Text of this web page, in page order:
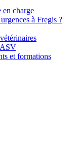
en charge
à Fregis ?
ASV
et formations